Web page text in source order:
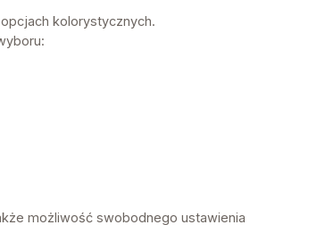
kolorystycznych.
możliwość swobodnego ustawienia